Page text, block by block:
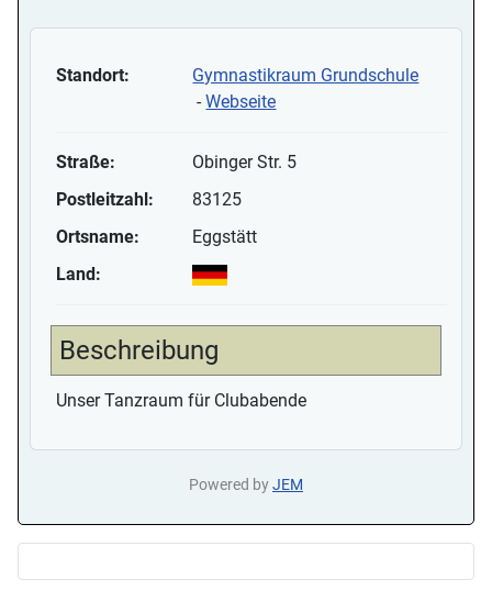
Standort:
Gymnastikraum Grundschule
-Webseite
Straße:
Obinger Str. 5
Postleitzahl:
83125
Ortsname:
Eggstätt
Land:
Beschreibung
Unser Tanzraum für Clubabende
Powered byJEM